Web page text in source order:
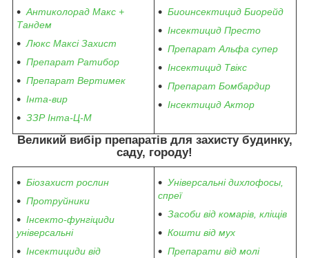
Антиколорад Макс +
Тандем
Люкс Максі Захист
Препарат Ратибор
Препарат Вертимек
Інта-вир
ЗЗР Інта-Ц-М
Биоинсектицид Биорейд
Інсектицид Престо
Препарат Альфа супер
Інсектицид Твікс
Препарат Бомбардир
Інсектицид Актор
Великий вибір препаратів для захисту будинку,
саду, городу!
Біозахист рослин
Протруйники
Інсекто-фунгіциди
універсальні
Інсектициди від
Універсальні дихлофосы,
спреї
Засоби від комарів, кліщів
Кошти від мух
Препарати від молі